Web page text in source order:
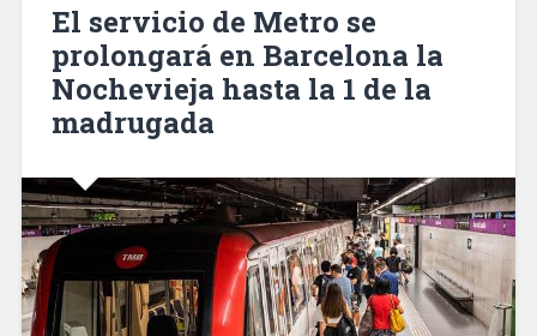
en
Barcelona
en
siete
mercados
23
pabellones
deportivos»
El servicio de Metro se
prolongará en Barcelona la
Nochevieja hasta la 1 de la
madrugada